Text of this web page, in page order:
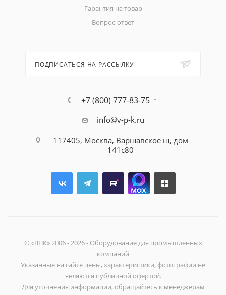
Гарантия на товар
Вопрос-ответ
ПОДПИСАТЬСЯ НА РАССЫЛКУ
+7 (800) 777-83-75
info@v-p-k.ru
117405, Москва, Варшавское ш, дом
141с80
© «ВПК» 2006 - 2026 - Оборудование для промышленных
компаний
Указанные на сайте цены, характеристики, фотографии не
являются публичной офертой.
Для уточнения информации, обращайтесь к менеджерам